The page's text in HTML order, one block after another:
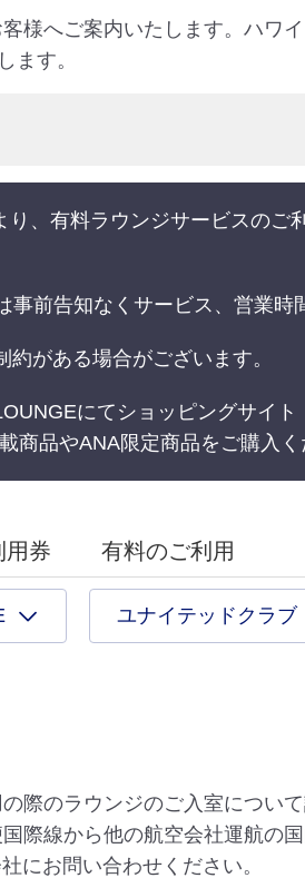
様へご案内いたします。ハワ
ます。
、有料ラウンジサービスの
前告知なくサービス、営業時
がある場合がございます。
にてショッピングサイ
商品やANA限定商品をご購入く
用券 有料のご利用
ユナイテッドクラブ
際のラウンジのご入室について
際線から他の航空会社運航の
にお問い合わせください。